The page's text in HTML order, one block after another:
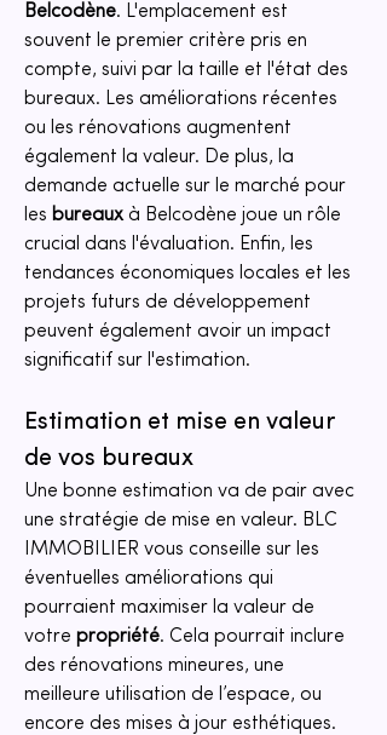
Belcodène. L'emplacement est
souvent le premier critère pris en
compte, suivi par la taille et l'état des
bureaux. Les améliorations récentes
ou les rénovations augmentent
également la valeur. De plus, la
demande actuelle sur le marché pour
les bureaux à Belcodène joue un rôle
crucial dans l'évaluation. Enfin, les
tendances économiques locales et les
projets futurs de développement
peuvent également avoir un impact
significatif sur l'estimation.
Estimation et mise en valeur
de vos bureaux
Une bonne estimation va de pair avec
une stratégie de mise en valeur. BLC
IMMOBILIER vous conseille sur les
éventuelles améliorations qui
pourraient maximiser la valeur de
votre propriété. Cela pourrait inclure
des rénovations mineures, une
meilleure utilisation de l’espace, ou
encore des mises à jour esthétiques.